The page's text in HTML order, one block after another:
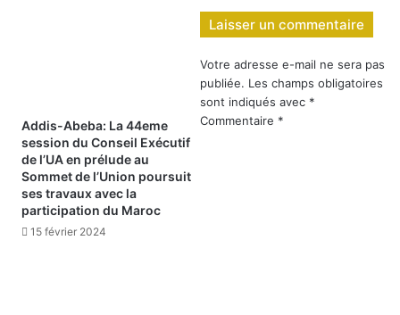
Addis-Abeba: La 44eme
session du Conseil Exécutif
de l’UA en prélude au
Sommet de l’Union poursuit
ses travaux avec la
participation du Maroc
15 février 2024
Laisser un commentaire
Votre adresse e-mail ne sera pas
publiée. Les champs obligatoires
sont indiqués avec *
Commentaire *